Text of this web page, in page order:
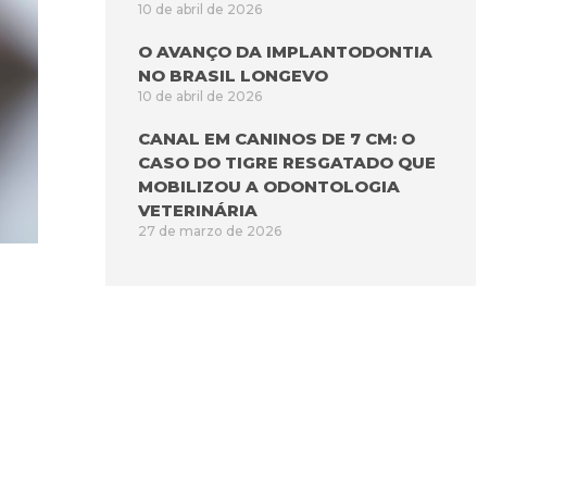
10 de abril de 2026
O AVANÇO DA IMPLANTODONTIA
NO BRASIL LONGEVO
10 de abril de 2026
CANAL EM CANINOS DE 7 CM: O
CASO DO TIGRE RESGATADO QUE
MOBILIZOU A ODONTOLOGIA
VETERINÁRIA
27 de marzo de 2026